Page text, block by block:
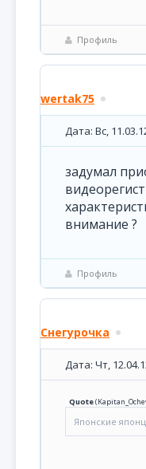
Профиль
wertak75
Дата: Вс,
задумал
внимание ?
Профиль
Снегурочка
Дата: Чт,
Quote(
Японские